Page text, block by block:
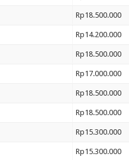
Rp18.500.000
Rp14.200.000
Rp18.500.000
Rp17.000.000
Rp18.500.000
Rp18.500.000
Rp15.300.000
Rp15.300.000